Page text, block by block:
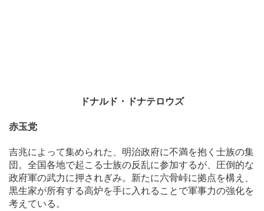
ドナルド・ドナテロウズ
赤玉党
吉兆によって集められた、明治政府に不満を抱く士族の集
団。全国各地で起こる士族の反乱に参加するが、圧倒的な
政府軍の武力に押されぎみ。新たに六骨峠に拠点を構え、
黒生家が所有する高炉を手に入れることで軍事力の強化を
考えている。